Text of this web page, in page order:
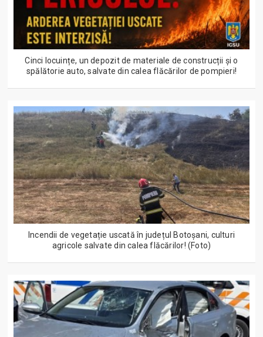
Cinci locuințe, un depozit de materiale de construcții și o
spălătorie auto, salvate din calea flăcărilor de pompieri!
Incendii de vegetație uscată în județul Botoșani, culturi
agricole salvate din calea flăcărilor! (Foto)